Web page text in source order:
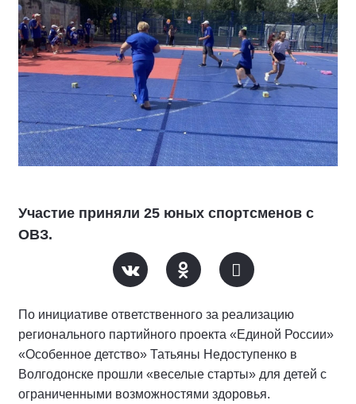
Участие приняли 25 юных спортсменов с
ОВЗ.
По инициативе ответственного за реализацию
регионального партийного проекта «Единой России»
«Особенное детство» Татьяны Недоступенко в
Волгодонске прошли «веселые старты» для детей с
ограниченными возможностями здоровья.